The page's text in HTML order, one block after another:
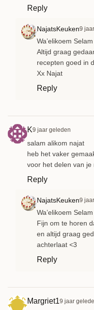
Reply
NajatsKeuken9
Wa’elikoem
Altijd graag
recepten goed in
Xx Najat
Reply
K9 jaar geleden
salam alikom najat
heb het vaker
voor het delen van je
Reply
NajatsKeuken9
Wa’elikoem
Fijn om te horen
en altijd graag
achterlaat <3
Reply
Margriet19 jaar